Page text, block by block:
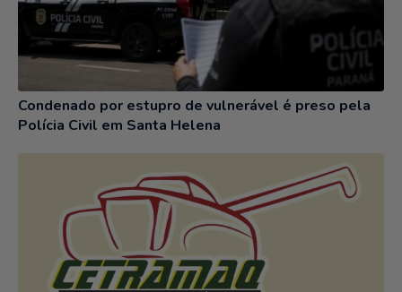
Condenado por estupro de vulnerável é preso pela
Polícia Civil em Santa Helena